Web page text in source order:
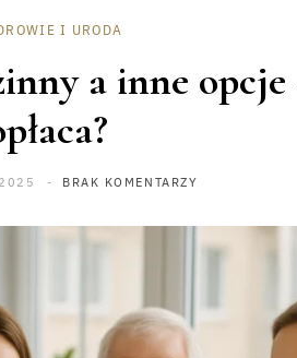
I URODA
a inne opcje
BRAK KOMENTARZY